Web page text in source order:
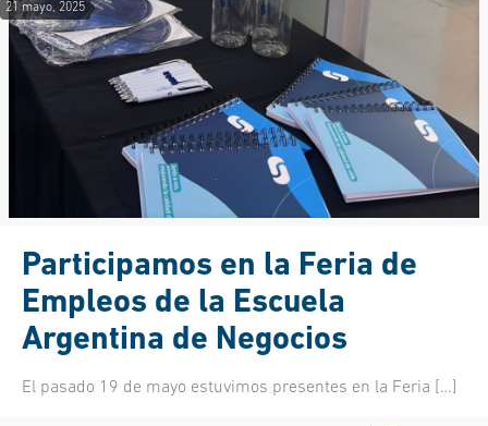
21 mayo, 2025
Participamos en la Feria de
Empleos de la Escuela
Argentina de Negocios
El pasado 19 de mayo estuvimos presentes en la Feria […]